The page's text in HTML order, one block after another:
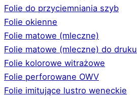
Folie do przyciemniania szyb
Folie okienne
Folie matowe (mleczne)
Folie matowe (mleczne) do druku
Folie kolorowe witrażowe
Folie perforowane OWV
Folie imitujące lustro weneckie